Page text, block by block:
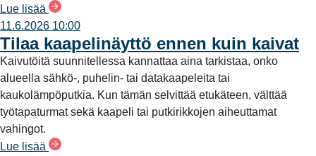
Lue lisää
11.6.2026 10:00
Tilaa kaapelinäyttö ennen kuin kaivat
Kaivutöitä suunnitellessa kannattaa aina tarkistaa, onko
alueella sähkö-, puhelin- tai datakaapeleita tai
kaukolämpöputkia. Kun tämän selvittää etukäteen, välttää
työtapaturmat sekä kaapeli tai putkirikkojen aiheuttamat
vahingot.
Lue lisää